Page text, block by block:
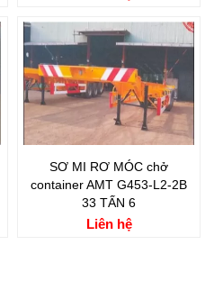
SƠ MI RƠ MÓC chở
container AMT G453-L2-2B
33 TẤN 6
Liên hệ